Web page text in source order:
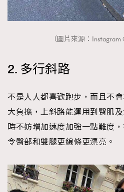
（圖片來源：Instagram
2. 多行斜路
不是人人都喜歡跑步，而且不
大負擔，上斜路能運用到臀肌
時不妨增加速度加強一點難度
令臀部和雙腿更線條更漂亮。